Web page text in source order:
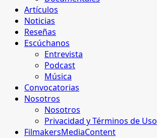
Artículos
Noticias
Reseñas
Escúchanos
Entrevista
Podcast
Música
Convocatorias
Nosotros
Nosotros
Privacidad y Términos de Uso
FilmakersMediaContent